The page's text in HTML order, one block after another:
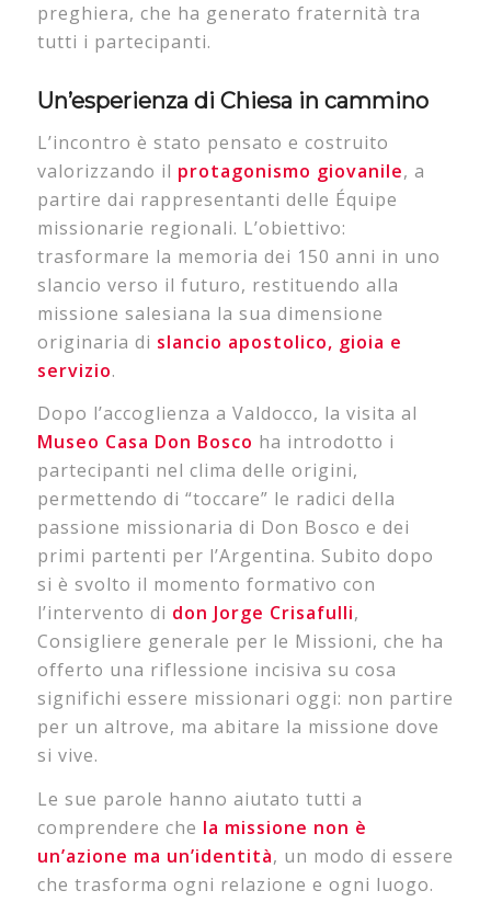
preghiera, che ha generato fraternità tra
tutti i partecipanti.
Un’esperienza di Chiesa in cammino
L’incontro è stato pensato e costruito
valorizzando il protagonismo giovanile, a
partire dai rappresentanti delle Équipe
missionarie regionali. L’obiettivo:
trasformare la memoria dei 150 anni in uno
slancio verso il futuro, restituendo alla
missione salesiana la sua dimensione
originaria di slancio apostolico, gioia e
servizio.
Dopo l’accoglienza a Valdocco, la visita al
Museo Casa Don Bosco ha introdotto i
partecipanti nel clima delle origini,
permettendo di “toccare” le radici della
passione missionaria di Don Bosco e dei
primi partenti per l’Argentina. Subito dopo
si è svolto il momento formativo con
l’intervento di don Jorge Crisafulli,
Consigliere generale per le Missioni, che ha
offerto una riflessione incisiva su cosa
significhi essere missionari oggi: non partire
per un altrove, ma abitare la missione dove
si vive.
Le sue parole hanno aiutato tutti a
comprendere che la missione non è
un’azione ma un’identità, un modo di essere
che trasforma ogni relazione e ogni luogo.